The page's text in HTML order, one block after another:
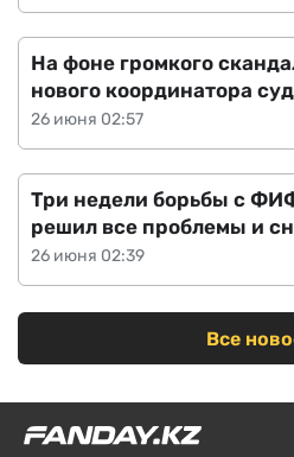
26 июня 02:57
На фоне громкого
нового координатора
26 июня 02:39
Три недели борьбы с
решил все проблемы и
Все